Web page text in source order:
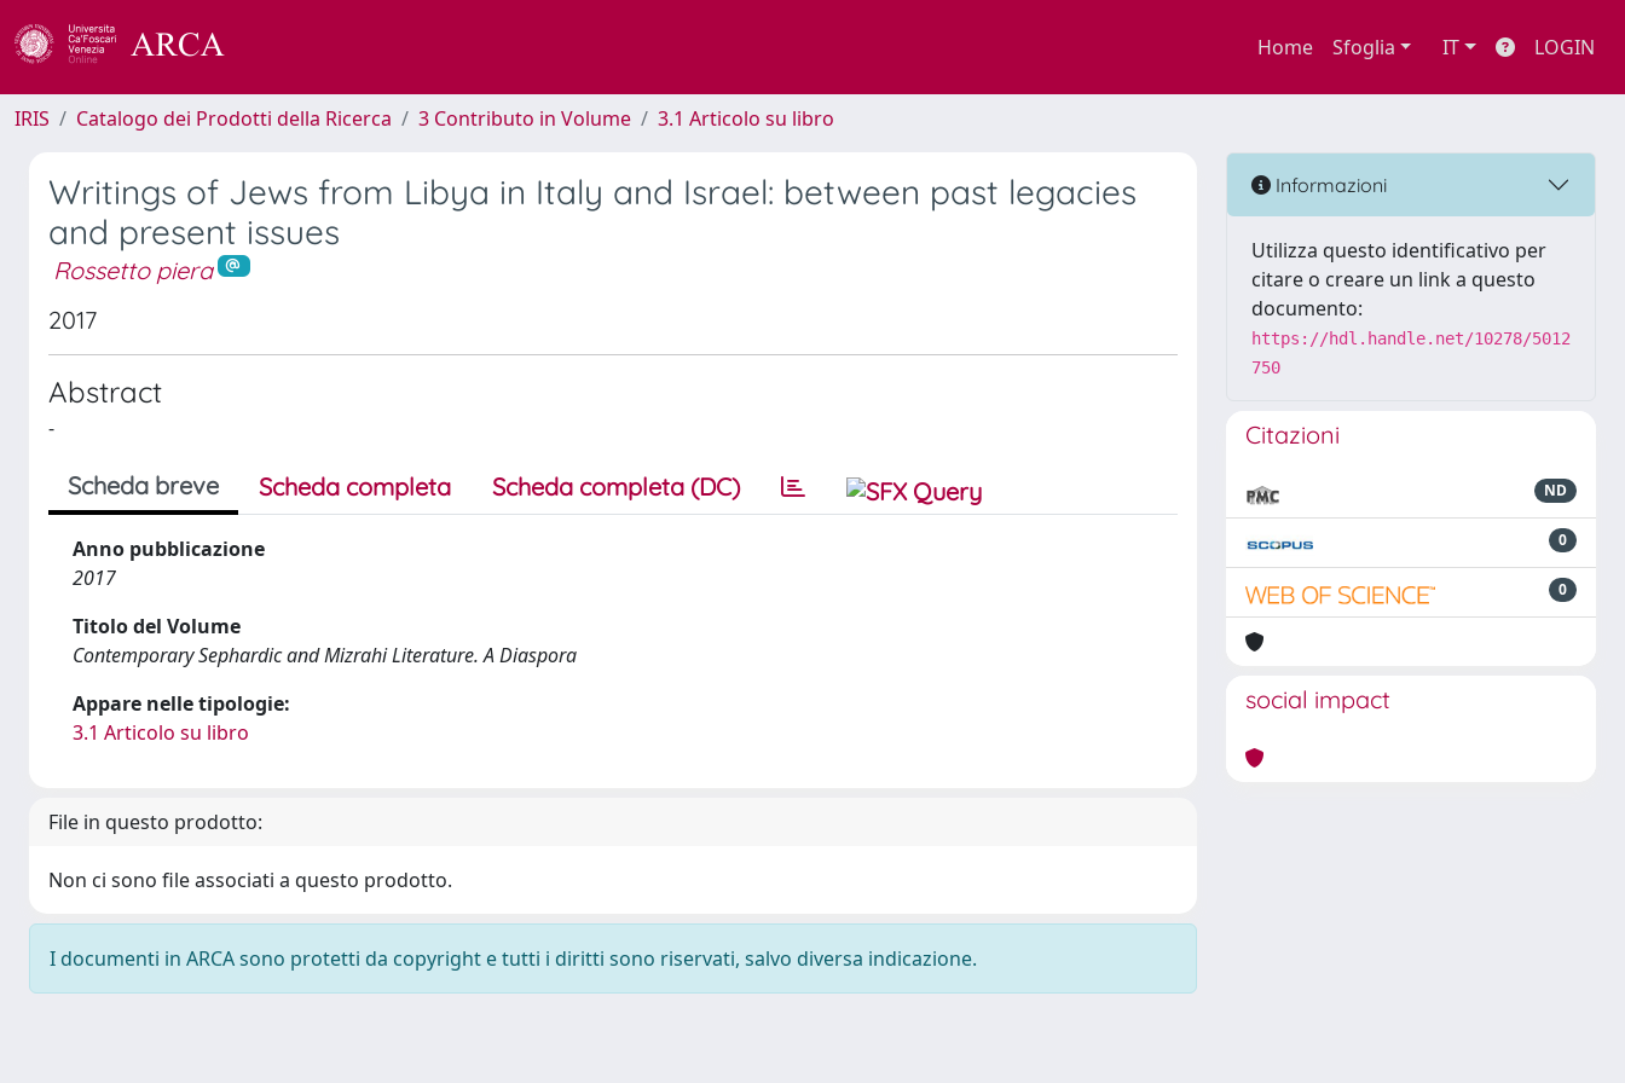
Home Sfoglia IT LOGIN
IRIS Catalogo dei Prodotti della Ricerca 3 Contributo in Volume 3.1 Articolo su libro
Writings of Jews from Libya in Italy and Israel: between past legacies
and present issues
Rossetto piera
2017
Abstract
-
Scheda breve Scheda completa Scheda completa (DC)
Anno pubblicazione
2017
Titolo del Volume
Contemporary Sephardic and Mizrahi Literature. A Diaspora
Appare nelle tipologie:
3.1 Articolo su libro
File in questo prodotto:
Non ci sono file associati a questo prodotto.
I documenti in ARCA sono protetti da copyright e tutti i diritti sono riservati, salvo diversa indicazione.
Informazioni
Utilizza questo identificativo per
citare o creare un link a questo
documento:
https://hdl.handle.net/10278/5012
750
Citazioni
ND
0
0
social impact